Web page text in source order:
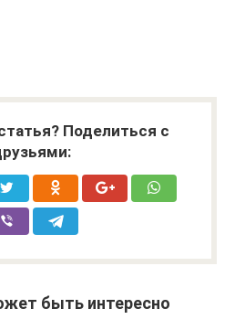
Поделиться с
быть интересно